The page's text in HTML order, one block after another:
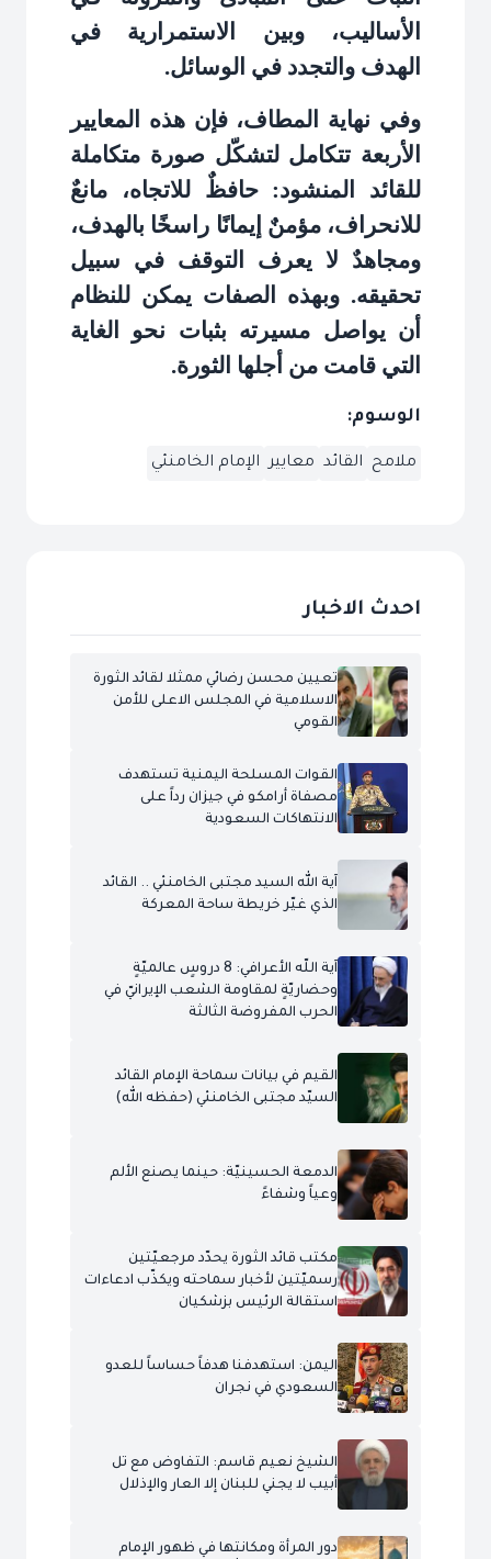
الأساليب، وبين الاستمرارية في
الهدف والتجدد في الوسائل.
وفي نهاية المطاف، فإن هذه المعايير
الأربعة تتكامل لتشكّل صورة متكاملة
للقائد المنشود: حافظٌ للاتجاه، مانعٌ
للانحراف، مؤمنٌ إيمانًا راسخًا بالهدف،
ومجاهدٌ لا يعرف التوقف في سبيل
تحقيقه. وبهذه الصفات يمكن للنظام
أن يواصل مسيرته بثبات نحو الغاية
التي قامت من أجلها الثورة.
الوسوم:
ملامح القائد معايير الإمام الخامنئي
احدث الاخبار
تعيين محسن رضائي ممثلا لقائد الثورة
الاسلامية في المجلس الاعلى للأمن
القومي
القوات المسلحة اليمنية تستهدف
مصفاة أرامكو في جيزان رداً على
الانتهاكات السعودية
آية الله السيد مجتبى الخامنئي .. القائد
الذي غيّر خريطة ساحة المعركة
آية اللّه الأعرافي: 8 دروسٍ عالميّةٍ
وحضاريّةٍ لمقاومة الشعب الإيرانيّ في
الحرب المفروضة الثالثة
القيم في بيانات سماحة الإمام القائد
السيّد مجتبى الخامنئي (حفظه الله)
الدمعة الحسينيّة: حينما يصنع الألم
وعياً وشفاءً
مكتب قائد الثورة يحدّد مرجعيّتين
رسميّتين لأخبار سماحته ويكذّب ادعاءات
استقالة الرئيس بزشكيان
اليمن: استهدفنا هدفاً حساساً للعدو
السعودي في نجران
الشيخ نعيم قاسم: التفاوض مع تل
أبيب لا يجني للبنان إلا العار والإذلال
دور المرأة ومكانتها في ظهور الإمام